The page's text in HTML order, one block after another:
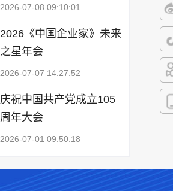
微
抖
快
2026-07-08 09:10:01
2026《中国企业家》未来
之星年会
2026-07-07 14:27:52
庆祝中国共产党成立105
周年大会
2026-07-01 09:50:18